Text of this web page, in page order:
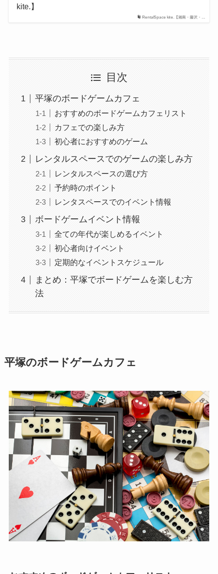
RentalSpace kite.【湘南・藤沢・…
kite.】
目次
平塚のボードゲームカフェ
おすすめのボードゲームカフェリスト
カフェでの楽しみ方
初心者におすすめのゲーム
レンタルスペースでのゲームの楽しみ方
レンタルスペースの選び方
予約時のポイント
レンタスペースでのイベント情報
ボードゲームイベント情報
全ての年代が楽しめるイベント
初心者向けイベント
定期的なイベントスケジュール
まとめ：平塚でボードゲームを楽しむ方
法
平塚のボードゲームカフェ